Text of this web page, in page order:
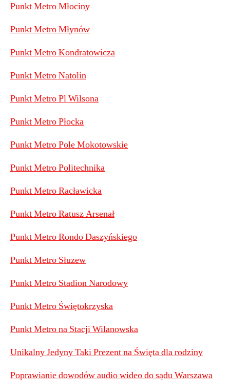
Punkt Metro Młociny
Punkt Metro Młynów
Punkt Metro Kondratowicza
Punkt Metro Natolin
Punkt Metro Pl Wilsona
Punkt Metro Płocka
Punkt Metro Pole Mokotowskie
Punkt Metro Politechnika
Punkt Metro Racławicka
Punkt Metro Ratusz Arsenał
Punkt Metro Rondo Daszyńskiego
Punkt Metro Słuzew
Punkt Metro Stadion Narodowy
Punkt Metro Świętokrzyska
Punkt Metro na Stacji Wilanowska
Unikalny Jedyny Taki Prezent na Święta dla rodziny
Poprawianie dowodów audio wideo do sądu Warszawa